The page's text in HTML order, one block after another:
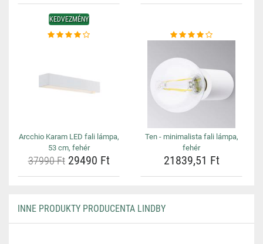
KEDVEZMÉNY
Arcchio Karam LED fali lámpa,
53 cm, fehér
37990 Ft29490 Ft
Ten - minimalista fali lámpa,
fehér
21839,51 Ft
INNE PRODUKTY PRODUCENTA LINDBY